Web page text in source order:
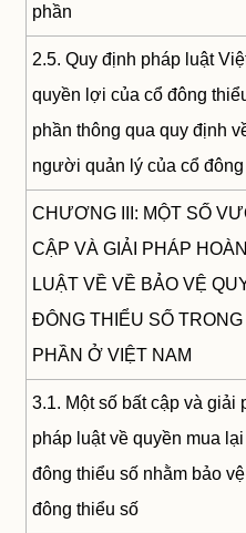
phần
2.5. Quy định pháp luật
quyền lợi của cổ đông
phần thông qua quy định
người quản lý của cổ
CHƯƠNG III: MỘT SỐ
CẬP VÀ GIẢI PHÁP
LUẬT VỀ VỀ BẢO VỆ
ĐÔNG THIỂU SỐ
PHẦN Ở VIỆT NAM
3.1. Một số bất cập và giải
pháp luật về quyền mua
đông thiểu số nhằm bảo
đông thiểu số